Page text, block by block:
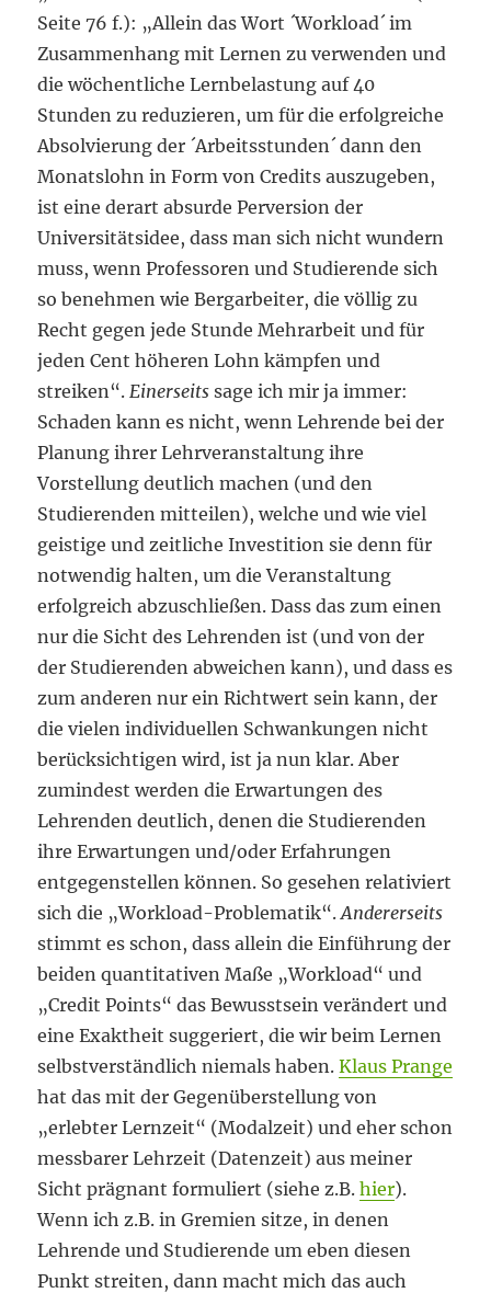
Seite 76 f.): „Allein das Wort ´Workload´ im
Zusammenhang mit Lernen zu verwenden und
die wöchentliche Lernbelastung auf 40
Stunden zu reduzieren, um für die erfolgreiche
Absolvierung der ´Arbeitsstunden´ dann den
Monatslohn in Form von Credits auszugeben,
ist eine derart absurde Perversion der
Universitätsidee, dass man sich nicht wundern
muss, wenn Professoren und Studierende sich
so benehmen wie Bergarbeiter, die völlig zu
Recht gegen jede Stunde Mehrarbeit und für
jeden Cent höheren Lohn kämpfen und
streiken“.Einerseits sage ich mir ja immer:
Schaden kann es nicht, wenn Lehrende bei der
Planung ihrer Lehrveranstaltung ihre
Vorstellung deutlich machen (und den
Studierenden mitteilen), welche und wie viel
geistige und zeitliche Investition sie denn für
notwendig halten, um die Veranstaltung
erfolgreich abzuschließen. Dass das zum einen
nur die Sicht des Lehrenden ist (und von der
der Studierenden abweichen kann), und dass es
zum anderen nur ein Richtwert sein kann, der
die vielen individuellen Schwankungen nicht
berücksichtigen wird, ist ja nun klar. Aber
zumindest werden die Erwartungen des
Lehrenden deutlich, denen die Studierenden
ihre Erwartungen und/oder Erfahrungen
entgegenstellen können. So gesehen relativiert
sich die „Workload-Problematik“.Andererseits
stimmt es schon, dass allein die Einführung der
beiden quantitativen Maße „Workload“ und
„Credit Points“ das Bewusstsein verändert und
eine Exaktheit suggeriert, die wir beim Lernen
selbstverständlich niemals haben.Klaus Prange
hat das mit der Gegenüberstellung von
„erlebter Lernzeit“ (Modalzeit) und eher schon
messbarer Lehrzeit (Datenzeit) aus meiner
Sicht prägnant formuliert (siehe z.B.hier).
Wenn ich z.B. in Gremien sitze, in denen
Lehrende und Studierende um eben diesen
Punkt streiten, dann macht mich das auch